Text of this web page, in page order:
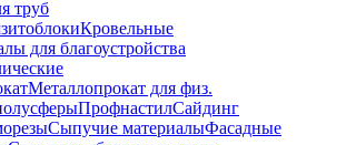
труб
Кровельные
для благоустройства
Металлопрокат для физ.
ПрофнастилСайдинг
Сыпучие материалыФасадные